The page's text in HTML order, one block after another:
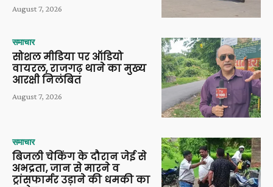
August 7, 2026
समाचार
सोशल मीडिया पर ऑडियो
वायरल, राजगढ़ थाने का मुख्य
आरक्षी निलंबित
August 7, 2026
समाचार
बिजली चेकिंग के दौरान जेई से
अभद्रता, जान से मारने व
ट्रांसफार्मर उड़ाने की धमकी का